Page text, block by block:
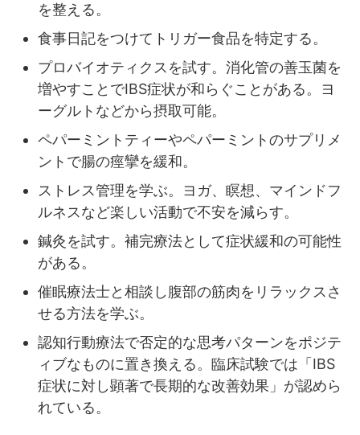
を整える。
食事日記をつけてトリガー食品を特定する。
プロバイオティクスを試す。消化管の善玉菌を
増やすことでIBS症状が和らぐことがある。ヨ
ーグルトなどから摂取可能。
ペパーミントティーやペパーミントのサプリメ
ントで腸の痙攣を緩和。
ストレス管理を学ぶ。ヨガ、瞑想、マインドフ
ルネスなど楽しい活動で不安を減らす。
鍼灸を試す。補完療法として症状緩和の可能性
がある。
催眠療法士と相談し腹部の筋肉をリラックスさ
せる方法を学ぶ。
認知行動療法で否定的な思考パターンをポジテ
ィブなものに置き換える。臨床試験では「IBS
症状に対し顕著で長期的な改善効果」が認めら
れている。